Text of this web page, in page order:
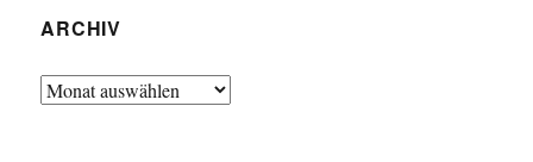
ARCHIV
Archiv